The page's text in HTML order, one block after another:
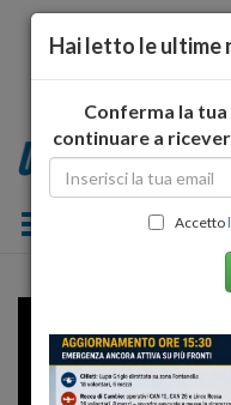
Toggle
Error loading player:
sources found
Hai letto le ultime
Conferma la tua
continuare a
Accetto